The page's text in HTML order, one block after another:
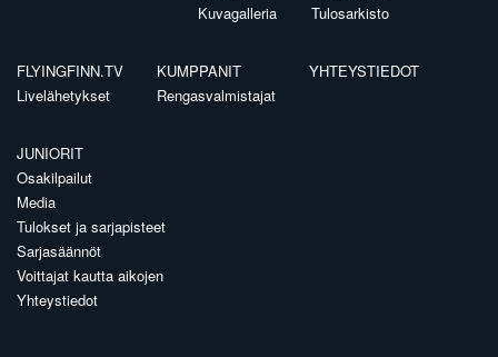
Kuvagalleria
Tulosarkisto
FLYINGFINN.TV
Livelähetykset
KUMPPANIT
Rengasvalmistajat
YHTEYSTIEDOT
JUNIORIT
Osakilpailut
Media
Tulokset ja sarjapisteet
Sarjasäännöt
Voittajat kautta aikojen
Yhteystiedot